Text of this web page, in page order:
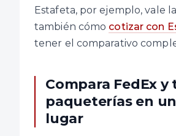
Estafeta, por ejemplo, vale
también cómo cotizar con
tener el comparativo
Compara FedEx y
paqueterías en
lugar